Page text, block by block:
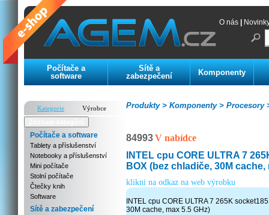
O nás
Počítače a
software
Sítě a
zabezpečení
Komponenty
Kategorie
Výrobce
Počítače a software
Tablety a příslušenství
Notebooky a příslušenství
Mini počítače
Stolní počítače
Čtečky knih
Software
Sítě a zabezpečení
Procesory
Komponenty >
Produkty >
84993V nabídce
INTEL cpu CORE ULTRA 7
BOX (bez chladiče, 30M cache,
klikni na odkaz na web výrobku
INTEL cpu CORE ULTRA 7 265K
30M cache, max 5.5 GHz)